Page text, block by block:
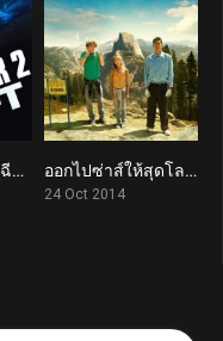
5.1
วิกฤติหนีตาย ลึกเฉียดนรก Open Water 2: Adrift (2006) 7.1ออกไปซ่าส์ให้สุดโลก The Road Within (2014)
24 Oct 2014